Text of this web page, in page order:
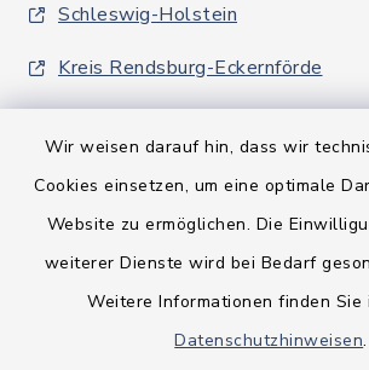
Wir weisen darauf hin, dass wir
Cookies einsetzen, um eine optimale
Website zu ermöglichen. Die
weiterer Dienste wird bei Bedarf
Weitere Informationen finden Sie
Datenschutzhinweisen.
Schleswig-Holstein
Kreis Rendsburg-Eckernförde
Barrierefreiheit